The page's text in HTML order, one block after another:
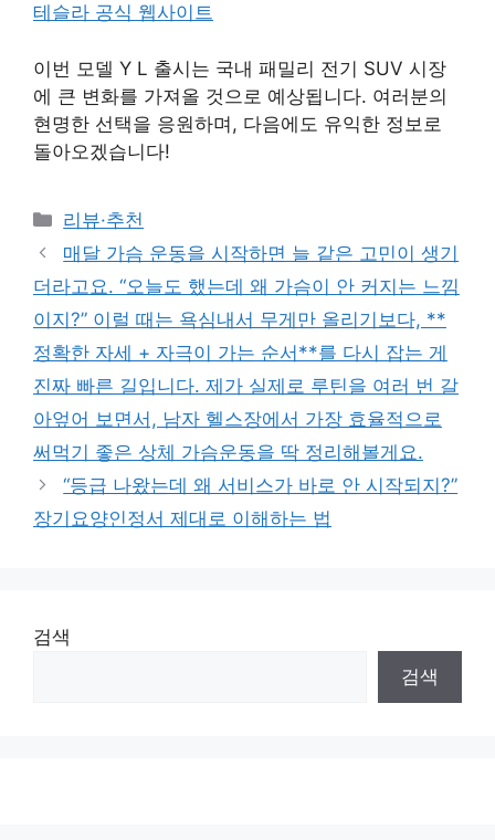
테슬라 공식 웹사이트
이번 모델 Y L 출시는 국내 패밀리 전기 SUV 시장
에 큰 변화를 가져올 것으로 예상됩니다. 여러분의
현명한 선택을 응원하며, 다음에도 유익한 정보로
돌아오겠습니다!
Categories
리뷰·추천
매달 가슴 운동을 시작하면 늘 같은 고민이 생기
더라고요. “오늘도 했는데 왜 가슴이 안 커지는 느낌
이지?” 이럴 때는 욕심내서 무게만 올리기보다, **
정확한 자세 + 자극이 가는 순서**를 다시 잡는 게
진짜 빠른 길입니다. 제가 실제로 루틴을 여러 번 갈
아엎어 보면서, 남자 헬스장에서 가장 효율적으로
써먹기 좋은 상체 가슴운동을 딱 정리해볼게요.
“등급 나왔는데 왜 서비스가 바로 안 시작되지?”
장기요양인정서 제대로 이해하는 법
검색
검색